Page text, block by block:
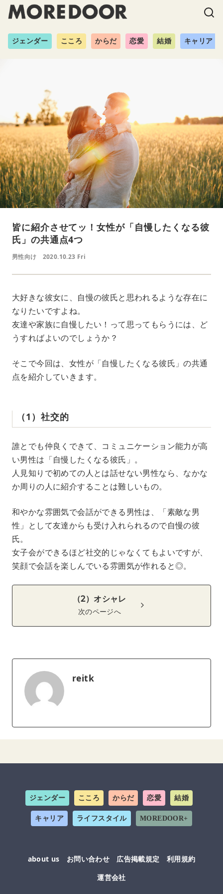
ジェンダー こころ からだ 恋愛 結婚 キャリア
皆に紹介させてッ！女性が「自慢したくなる彼
氏」の共通点4つ
男性向け 2020.10.23 Fri
大好きな彼女に、自慢の彼氏と思われるような存在に
なりたいですよね。
友達や家族に自慢したい！って思ってもらうには、ど
うすればよいのでしょうか？
そこで今回は、女性が「自慢したくなる彼氏」の共通
点を紹介していきます。
（1）社交的
誰とでも仲良くできて、コミュニケーション能力が高
い男性は「自慢したくなる彼氏」。
人見知りで初めての人とは話せない男性なら、なかな
か周りの人に紹介することは難しいもの。
和やかな雰囲気で会話ができる男性は、「素敵な男
性」として友達からも受け入れられるので自慢の彼
氏。
女子会ができるほど社交的じゃなくてもよいですが、
笑顔で会話を楽しんでいる雰囲気が作れると◎。
（2）オシャレ
次のページへ
reitk
ジェンダー こころ からだ 恋愛 結婚
キャリア ライフスタイル MOREDOOR+
about us お問い合わせ 広告掲載規定
利用規約
運営会社